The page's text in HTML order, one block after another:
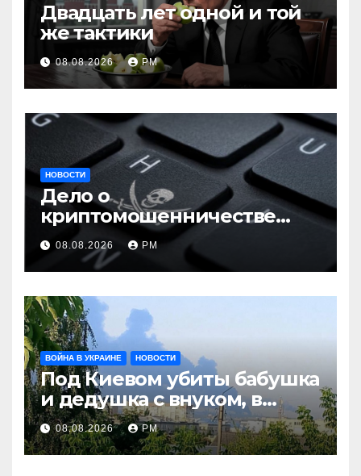
Двадцать лет одной и той
же тактики
08.08.2026 РМ
НОВОСТИ
Дело о
криптомошенничестве
оборачивают в содействие
терроризму
08.08.2026 РМ
ВОЙНА В УКРАИНЕ НОВОСТИ
Под Киевом убиты бабушка
и дедушка с внуком, в
Поволжье и на Кубани
вновь горят НПЗ
08.08.2026 РМ